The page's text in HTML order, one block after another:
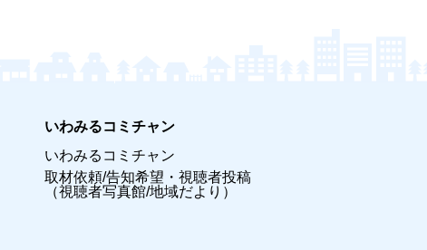
いわみるコミチャン
いわみるコミチャン
取材依頼/告知希望・視聴者投稿
（視聴者写真館/地域だより）